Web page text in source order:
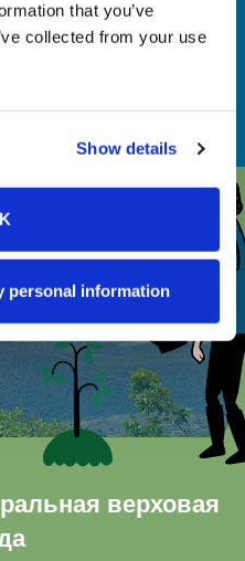
that you’ve
collected from your use
Show details
personal information
фитнес-мониторов и
свои цели в жизнь.
чтобы ваши тренировки
верховая